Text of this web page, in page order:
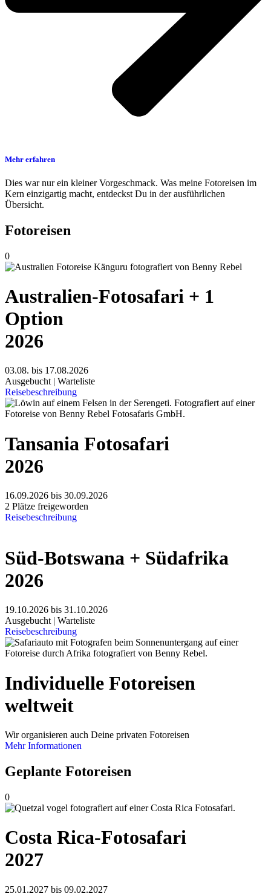
Mehr erfahren
Dies war nur ein kleiner Vorgeschmack. Was meine Fotoreisen im
Kern einzigartig macht, entdeckst Du in der ausführlichen
Übersicht.
Fotoreisen
0
Australien-Fotosafari + 1
Option
2026
03.08. bis 17.08.2026
Ausgebucht | Warteliste
Reisebeschreibung
Tansania Fotosafari
2026
16.09.2026 bis 30.09.2026
2 Plätze freigeworden
Reisebeschreibung
Süd-Botswana + Südafrika
2026
19.10.2026 bis 31.10.2026
Ausgebucht | Warteliste
Reisebeschreibung
Individuelle Fotoreisen
weltweit
Wir organisieren auch Deine privaten Fotoreisen
Mehr Informationen
Geplante Fotoreisen
0
Costa Rica-Fotosafari
2027
25.01.2027 bis 09.02.2027